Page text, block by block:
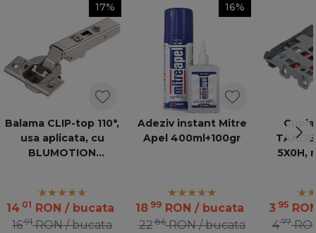
17%
Balama CLIP-top 110*,
usa aplicata, cu
BLUMOTION
14 01 RON / bucata
1691 RON / bucata
16%
Adeziv instant Mitre
Apel 400ml+100gr
18 99 RON / bucata
2286 RON / bucata
5X0H,
3 95
477